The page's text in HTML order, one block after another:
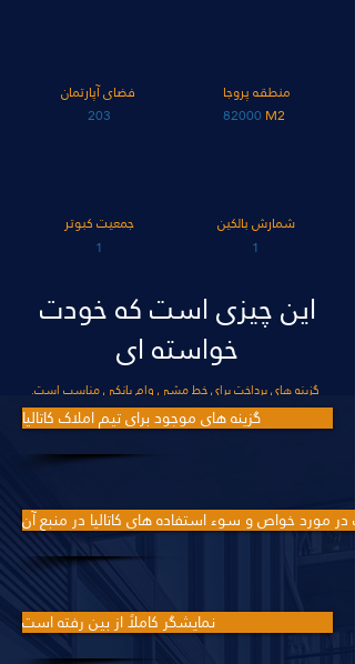
فضای آپارتمان
203
منطقه پروجا
82000 M2
جمعیت کبوتر
1
شمارش بالکین
1
این چیزی است که خودت
خواسته ای
گزینه های پرداخت برای خط مشی وام بانکی مناسب است.
گزینه های موجود برای تیم املاک کاتالیا
در مورد خواص و سوء استفاده های کاتالیا در منبع آن
نمایشگر کاملاً از بین رفته است